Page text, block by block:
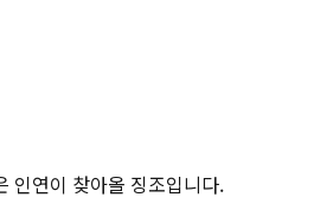
인연이 찾아올 징조입니다.